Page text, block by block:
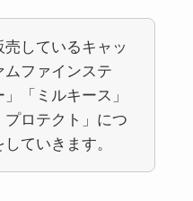
しているキャッ
ムファインステ
「ミルキース」
ロテクト」につ
ていきます。